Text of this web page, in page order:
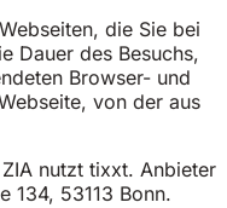
die Sie bei
Dauer des Besuchs,
Browser- und
von der aus
nutzt tixxt. Anbieter
134, 53113 Bonn.